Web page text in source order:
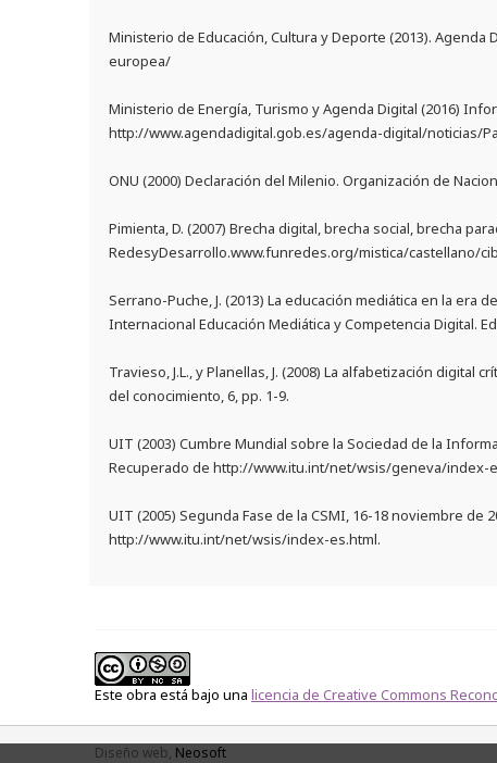
Ministerio de Educación, Cultura y Deporte (2013).
europea/
Ministerio de Energía, Turismo y Agenda Digital (2016)
http://www.agendadigital.gob.es/agenda-digital/noticias/
ONU (2000) Declaración del Milenio. Organización de
Pimienta, D. (2007) Brecha digital, brecha social, brecha
RedesyDesarrollo.www.funredes.org/mistica/castellano/
Serrano-Puche, J. (2013) La educación mediática en la
Internacional Educación Mediática y Competencia Digital.
Travieso, J.L., y Planellas, J. (2008) La alfabetización digital
del conocimiento, 6, pp. 1-9.
UIT (2003) Cumbre Mundial sobre la Sociedad de la
Recuperado de http://www.itu.int/net/wsis/geneva/index-
UIT (2005) Segunda Fase de la CSMI, 16-18 noviembre
http://www.itu.int/net/wsis/index-es.html.
Este obra está bajo una licencia de Creative Commons
Diseño web, Neosoft
TOP